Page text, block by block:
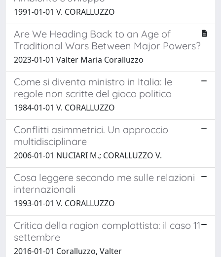
1991-01-01 V. CORALLUZZO
Are We Heading Back to an Age of
Traditional Wars Between Major Powers?
2023-01-01 Valter Maria Coralluzzo
Come si diventa ministro in Italia: le
regole non scritte del gioco politico
1984-01-01 V. CORALLUZZO
Conflitti asimmetrici. Un approccio
multidisciplinare
2006-01-01 NUCIARI M.; CORALLUZZO V.
Cosa leggere secondo me sulle relazioni
internazionali
1993-01-01 V. CORALLUZZO
Critica della ragion complottista: il caso 11
settembre
2016-01-01 Coralluzzo, Valter